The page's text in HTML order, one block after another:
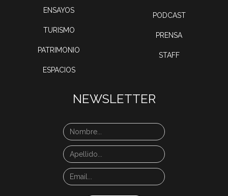
ENSAYOS
TURISMO
PATRIMONIO
ESPACIOS
PODCAST
PRENSA
STAFF
NEWSLETTER